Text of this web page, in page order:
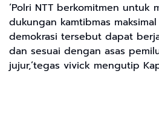
‘Polri NTT berkomitmen untuk
dukungan kamtibmas
demokrasi tersebut dapat
dan sesuai dengan asas
jujur,’tegas vivick mengutip